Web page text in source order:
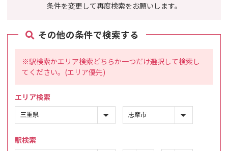
条件を変更して再度検索をお願いします。
その他の条件で検索する
※駅検索かエリア検索どちらか一つだけ選択して検索し
てください。(エリア優先)
エリア検索
駅検索